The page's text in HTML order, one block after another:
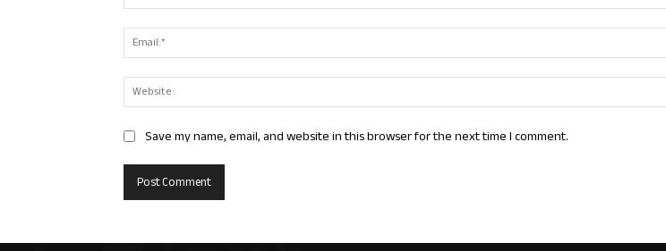
Save my name, email, and website in this browser for the next time I comment.